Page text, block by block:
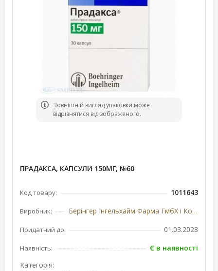
Зовнішній вигляд упаковки може
відрізнятися від зображеного.
ПРАДАКСА, КАПСУЛИ 150МГ, №60
Код товару: 1011643
Виробник: Берінгер Інгельхайм Фарма ГмбХ і Ко. КГ, Німеччина
Придатний до: 01.03.2028
Наявність:
Є в наявності
Категорія: